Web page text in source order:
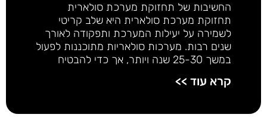
החשיבות של תחזוקת מערכת סולארית
תחזוקת מערכת סולארית היא שלב קריטי
לשמירה על יעילות המערכת ותפקודה לאורך
שנים רבות. מערכות סולאריות מתוכננות לפעול
במשך 25-30 שנה ויותר, אך כדי להבטיח
קרא עוד >>